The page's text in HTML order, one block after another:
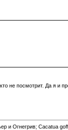
не посмотрит. Да я
и Огнегрив; Cacatua